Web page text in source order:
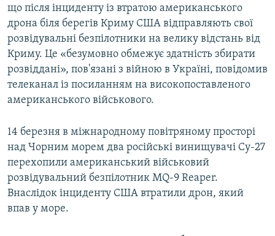
що після інциденту із втратою американського
дрона біля берегів Криму США відправляють свої
розвідувальні безпілотники на велику відстань від
Криму. Це «безумовно обмежує здатність збирати
розвіддані», пов'язані з війною в Україні, повідомив
телеканал із посиланням на високопоставленого
американського військового.
14 березня в міжнародному повітряному просторі
над Чорним морем два російські винищувачі Су-27
перехопили американський військовий
розвідувальний безпілотник MQ-9 Reaper.
Внаслідок інциденту США втратили дрон, який
впав у море.